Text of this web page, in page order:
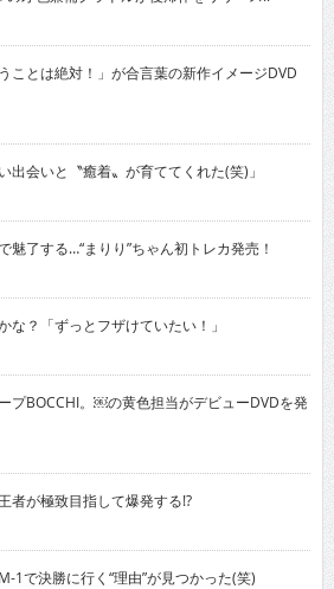
とは絶対！」が合言葉の新作イメージDVD
会いと〝癒着〟が育ててくれた(笑)」
了する…“まりり”ちゃん初トレカ発売！
？「ずっとフザけていたい！」
BOCCHI。￼の黄色担当がデビューDVDを発
が極致目指して爆発する!?
で決勝に行く“理由”が見つかった(笑)